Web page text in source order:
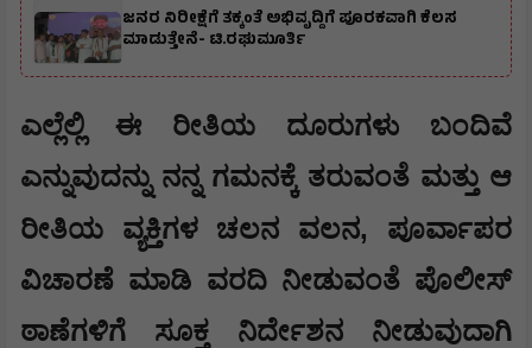
ಜನರ ನಿರೀಕ್ಷೆಗೆ ತಕ್ಕಂತೆ ಅಭಿವೃದ್ದಿಗೆ ಪೂರಕವಾಗಿ ಕೆಲಸ
ಮಾಡುತ್ತೇನೆ- ಟಿ.ರಘುಮೂರ್ತಿ
ಎಲ್ಲೆಲ್ಲಿ ಈ ರೀತಿಯ ದೂರುಗಳು ಬಂದಿವೆ
ಎನ್ನುವುದನ್ನು ನನ್ನ ಗಮನಕ್ಕೆ ತರುವಂತೆ ಮತ್ತು ಆ
ರೀತಿಯ ವ್ಯಕ್ತಿಗಳ ಚಲನ ವಲನ, ಪೂರ್ವಾಪರ
ವಿಚಾರಣೆ ಮಾಡಿ ವರದಿ ನೀಡುವಂತೆ ಪೊಲೀಸ್
ಠಾಣೆಗಳಿಗೆ ಸೂಕ್ತ ನಿರ್ದೇಶನ ನೀಡುವುದಾಗಿ